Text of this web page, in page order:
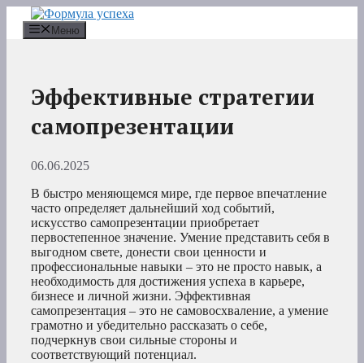
Перейти
содержимому
Меню
Эффективные стратегии
самопрезентации
06.06.2025
В быстро меняющемся мире, где первое впечатление
часто определяет дальнейший ход событий,
искусство самопрезентации приобретает
первостепенное значение. Умение представить себя в
выгодном свете, донести свои ценности и
профессиональные навыки – это не просто навык, а
необходимость для достижения успеха в карьере,
бизнесе и личной жизни. Эффективная
самопрезентация – это не самовосхваление, а умение
грамотно и убедительно рассказать о себе,
подчеркнув свои сильные стороны и
соответствующий потенциал.